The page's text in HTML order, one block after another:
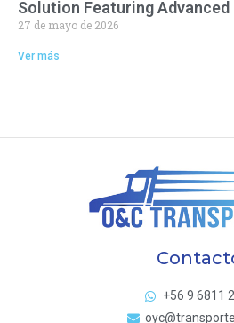
Solution Featuring
27 de mayo de 2026
Ver más
+56 9 6811